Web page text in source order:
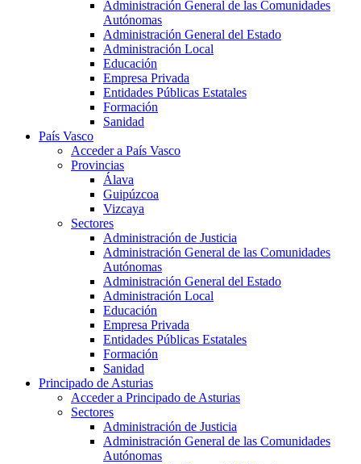
Administración General de las Comunidades
Autónomas
Administración General del Estado
Administración Local
Educación
Empresa Privada
Entidades Públicas Estatales
Formación
Sanidad
País Vasco
Acceder a País Vasco
Provincias
Álava
Guipúzcoa
Vizcaya
Sectores
Administración de Justicia
Administración General de las Comunidades
Autónomas
Administración General del Estado
Administración Local
Educación
Empresa Privada
Entidades Públicas Estatales
Formación
Sanidad
Principado de Asturias
Acceder a Principado de Asturias
Sectores
Administración de Justicia
Administración General de las Comunidades
Autónomas